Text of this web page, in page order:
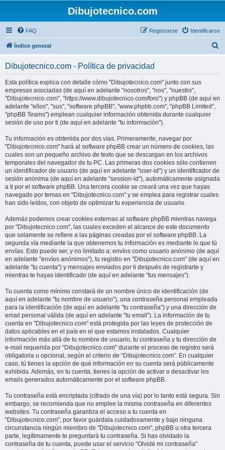
Dibujotecnico.com
FAQ Identificarse
Registrarse
Índice general
Dibujotecnico.com - Política de privacidad
Esta política explica con detalle cómo "Dibujotecnico.com" junto con sus
empresas asociadas (de aquí en adelante "nosotros", "nos", "nuestro",
"Dibujotecnico.com", "https://www.dibujotecnico.com/foro") y phpBB (de aquí en
adelante "ellos", "sus", "software phpBB", "www.phpbb.com", "phpBB Limited",
"phpBB Teams") emplean cualquier información obtenida durante cualquier
sesión de uso por ti (de aquí en adelante "tu información").
Tu información es obtenida por dos vías. Primeramente, navegar por
"Dibujotecnico.com" hará al software phpBB crear un número de cookies, las
cuales son un pequeño archivo de texto que se descargan en los archivos
temporales del navegador de tu PC. Las primeras dos cookies sólo contienen
un identificador de usuario (de aquí en adelante "user-id") y un identificador de
sesión anónima (de aquí en adelante "session-id"), automáticamente asignada
a ti por el software phpBB. Una tercera cookie se creará una vez que hayas
navegado por temas en "Dibujotecnico.com" y se emplea para registrar cuales
han sido leídos, con objeto de optimizar tu experiencia de usuario.
Además podemos crear cookies externas al software phpBB mientras navega
por "Dibujotecnico.com", las cuales exceden el alcance de este documento
que solamente se refiere a las páginas creadas por el software phpBB. La
segunda vía mediante la que obtenemos tu información es mediante lo que tú
envías. Esto puede ser, y no limitado a: envíos como usuario anónimo (de aquí
en adelante "envíos anónimos"), tu registro en "Dibujotecnico.com" (de aquí en
adelante "tu cuenta") y mensajes enviados por ti después de registrarte y
mientras te hayas identificado (de aquí en adelante "tus mensajes").
Tu cuenta como mínimo constará de un nombre único de identificación (de
aquí en adelante "tu nombre de usuario"), una contraseña personal empleada
para la identificación (de aquí en adelante "tu contraseña") y una dirección de
email personal válida (de aquí en adelante "tu email"). La información de tu
cuenta en "Dibujotecnico.com" está protegida por las leyes de protección de
datos aplicables en el país en el que estamos instalados. Cualquier
información más allá de tu nombre de usuario, tu contraseña y tu dirección de
e-mail requerida por "Dibujotecnico.com" durante el proceso de registro será
obligatoria u opcional, según el criterio de “Dibujotecnico.com”. En cualquier
caso, tú tienes la opción de qué información en su cuenta será públicamente
exhibida. Además, en tu cuenta, tienes la opción de activar o desactivar los
emails generados automáticamente por el software phpBB.
Tu contraseña está encriptada (cifrado de una vía) por lo tanto está segura. Sin
embargo, se recomienda que no emplee la misma contraseña en diferentes
websites. Tu contraseña garantiza el acceso a tu cuenta en
"Dibujotecnico.com", por favor guárdala cuidadosamente y bajo ninguna
circunstancia ningún miembro de "Dibujotecnico.com", phpBB u otra tercera
parte, legítimamente te preguntará tu contraseña. Si has olvidado la
contraseña de tu cuenta, puede usar el servicio "Olvidé mi contraseña"